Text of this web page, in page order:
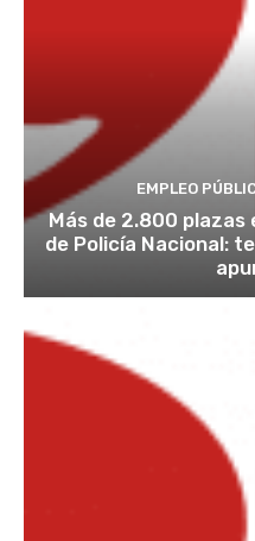
EMPLEO
Más de 2.800 plazas
de Policía Nacional: